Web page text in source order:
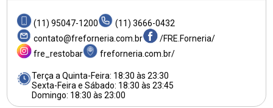
(11) 95047-1200
(11) 3666-0432
contato@freforneria.com.br
/FRE.Forneria/
fre_restobar
freforneria.com.br/
Terça a Quinta-Feira: 18:30 às 23:30
Sexta-Feira e Sábado: 18:30 às 23:45
Domingo: 18:30 às 23:00